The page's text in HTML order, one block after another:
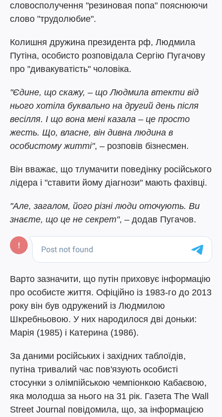
словосполучення "резиновая попа" пояснюючи
слово "трудолюбие".
Колишня дружина президента рф, Людмила
Путіна, особисто розповідала Сергію Пугачову
про "дивакуватість" чоловіка.
"Єдине, що скажу, – що Людмила втекти від
нього хотіла буквально на другий день після
весілля. І що вона мені казала – це просто
жесть. Що, власне, він дивна людина в
особистому житті", – розповів бізнесмен.
Він вважає, що тлумачити поведінку російського
лідера і "ставити йому діагнози" мають фахівці.
"Але, загалом, його різні люди оточують. Ви
знаєте, що це не секрет", – додав Пугачов.
Варто зазначити, що путін приховує інформацію
про особисте життя. Офіційно із 1983-го до 2013
року він був одружений із Людмилою
Шкребньовою. У них народилося дві доньки:
Марія (1985) і Катерина (1986).
За даними російських і західних таблоїдів,
путіна тривалий час пов'язують особисті
стосунки з олімпійською чемпіонкою Кабаєвою,
яка молодша за нього на 31 рік. Газета The Wall
Street Journal повідомила, що, за інформацією